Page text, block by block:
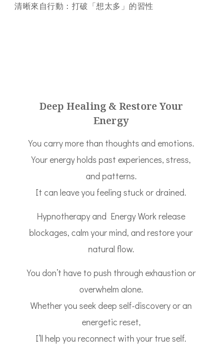
清晰來自行動：打破「想太多」的習性
Deep Healing & Restore Your
Energy
You carry more than thoughts and emotions.
Your energy holds past experiences, stress,
and patterns.
It can leave you feeling stuck or drained.
Hypnotherapy and Energy Work release
blockages, calm your mind, and restore your
natural flow.
You don’t have to push through exhaustion or
overwhelm alone.
Whether you seek deep self-discovery or an
energetic reset,
I’ll help you reconnect with your true self.